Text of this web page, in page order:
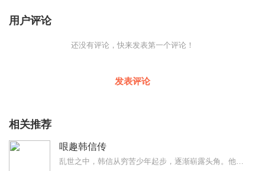
用户评论
还没有评论，快来发表第一个评论！
发表评论
相关推荐
哏趣韩信传
乱世之中，韩信从穷苦少年起步，逐渐崭露头角。他自幼家境贫寒，衣衫褴褛，却心怀壮志。面对生活的窘迫，他尝试过卖艺、求职，却屡屡碰壁，闹出不少笑话。在军营里，他被当...